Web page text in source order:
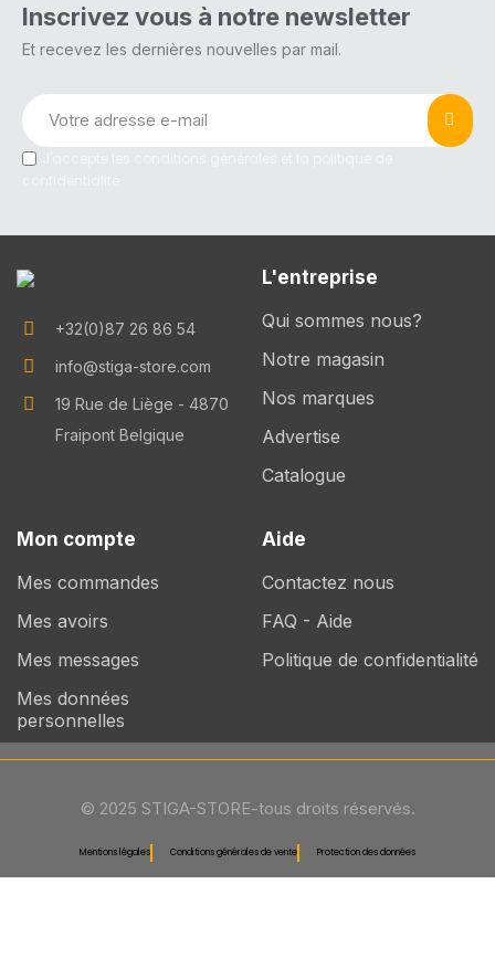
Inscrivez vous à notre newsletter
Et recevez les dernières nouvelles par mail.
+32(0)87 26 86 54
info@stiga-store.com
19 Rue de Liège - 4870
Fraipont Belgique
L'entreprise
Qui sommes nous?
Notre magasin
Nos marques
Advertise
Catalogue
Mon compte
Mes commandes
Mes avoirs
Mes messages
Mes données
personnelles
Aide
Contactez nous
FAQ - Aide
Politique de confidentialité
© 2025 STIGA-STORE-tous droits réservés.
Mentions légales Conditions générales de vente Protection des données